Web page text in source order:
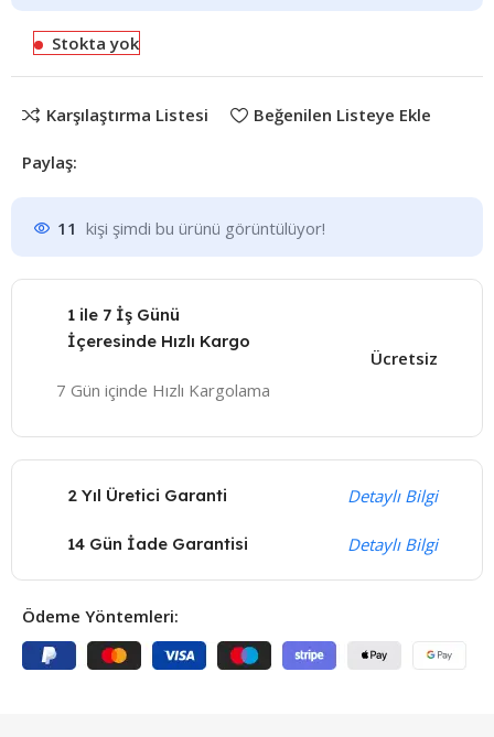
Stokta yok
Karşılaştırma Listesi Beğenilen Listeye Ekle
Paylaş:
11 kişi şimdi bu ürünü görüntülüyor!
1 ile 7 İş Günü
İçeresinde Hızlı Kargo
7 Gün içinde Hızlı Kargolama
Ücretsiz
2 Yıl Üretici Garanti Detaylı Bilgi
14 Gün İade Garantisi Detaylı Bilgi
Ödeme Yöntemleri: